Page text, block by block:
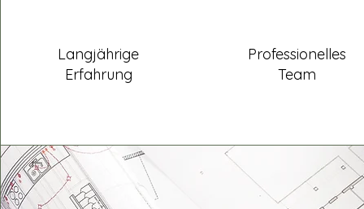
Langjährige
Erfahrung
Professionelles
Team